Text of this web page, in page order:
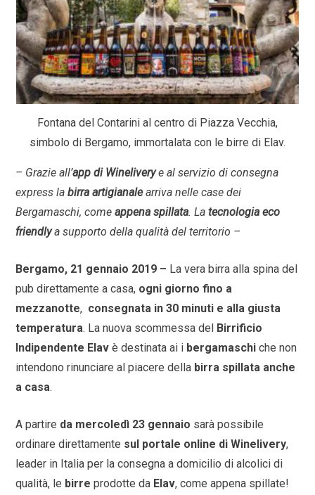
Fontana del Contarini al centro di Piazza Vecchia,
simbolo di Bergamo, immortalata con le birre di Elav.
– Grazie all’app di Wineliverye al servizio di consegna
express labirra artigianalearriva nelle case dei
Bergamaschi, come appena spillata. La tecnologia eco
friendlya supporto della qualità del territorio –
Bergamo, 21 gennaio 2019 – La vera birra alla spina del
pub direttamente a casa, ogni giorno fino a
mezzanotte, consegnata in 30 minuti e alla giusta
temperatura. La nuova scommessa del Birrificio
Indipendente Elav è destinata ai i bergamaschi che non
intendono rinunciare al piacere della birra spillata anche
a casa.
A partire da mercoledì 23 gennaio sarà possibile
ordinare direttamente sul portale online di Winelivery,
leader in Italia per la consegna a domicilio di alcolici di
qualità, le birre prodotte da Elav, come appena spillate!